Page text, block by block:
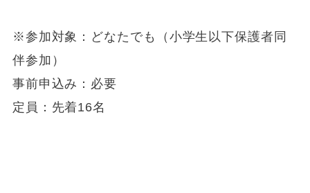
※参加対象：どなたでも（小学生以下保護者同
伴参加）
事前申込み：必要
定員：先着16名